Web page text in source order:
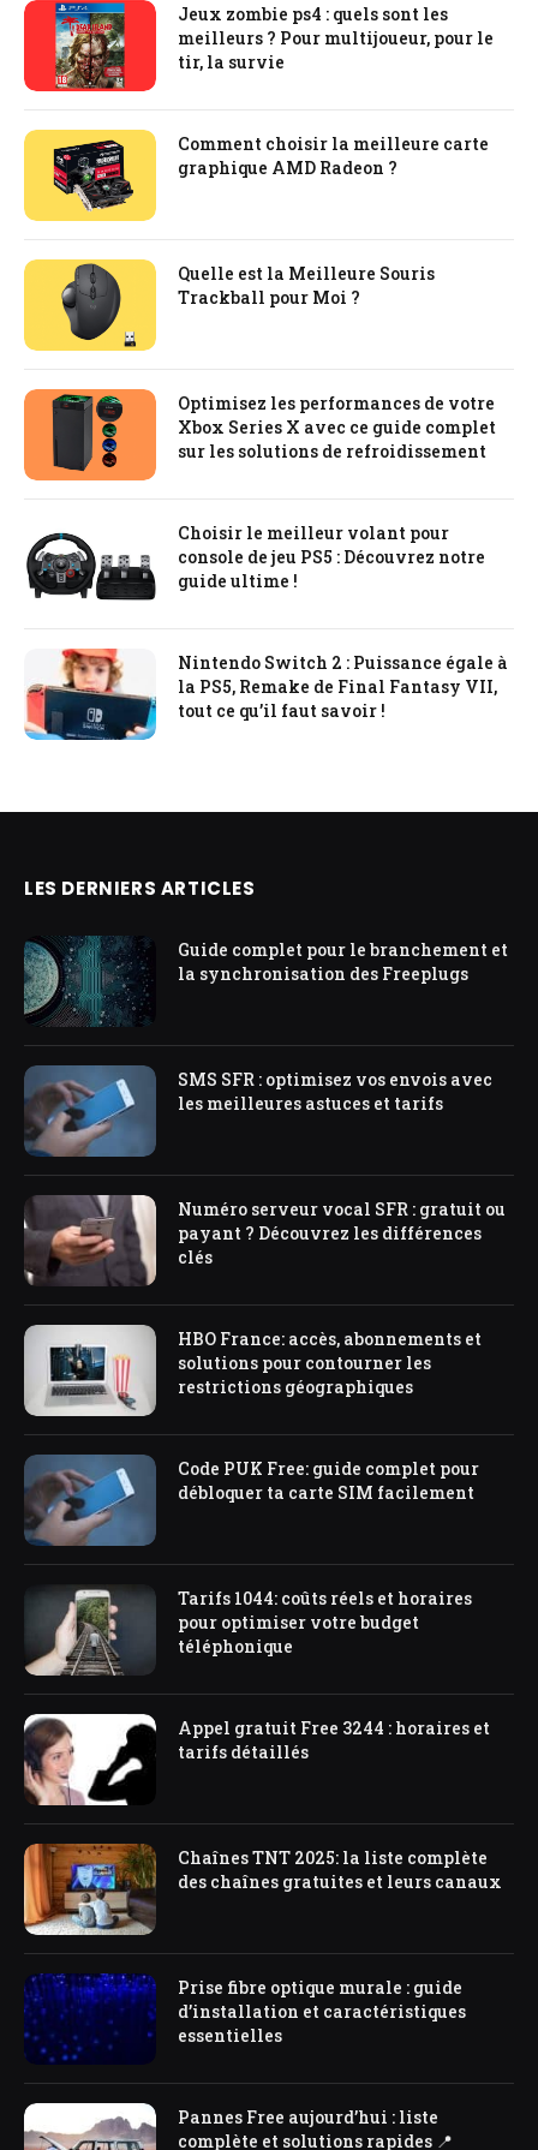
Jeux zombie ps4 : quels sont les
meilleurs ? Pour multijoueur, pour le
tir, la survie
Comment choisir la meilleure carte
graphique AMD Radeon ?
Quelle est la Meilleure Souris
Trackball pour Moi ?
Optimisez les performances de votre
Xbox Series X avec ce guide complet
sur les solutions de refroidissement
Choisir le meilleur volant pour
console de jeu PS5 : Découvrez notre
guide ultime !
Nintendo Switch 2 : Puissance égale à
la PS5, Remake de Final Fantasy VII,
tout ce qu’il faut savoir !
LES DERNIERS ARTICLES
Guide complet pour le branchement et
la synchronisation des Freeplugs
SMS SFR : optimisez vos envois avec
les meilleures astuces et tarifs
Numéro serveur vocal SFR : gratuit ou
payant ? Découvrez les différences
clés
HBO France: accès, abonnements et
solutions pour contourner les
restrictions géographiques
Code PUK Free: guide complet pour
débloquer ta carte SIM facilement
Tarifs 1044: coûts réels et horaires
pour optimiser votre budget
téléphonique
Appel gratuit Free 3244 : horaires et
tarifs détaillés
Chaînes TNT 2025: la liste complète
des chaînes gratuites et leurs canaux
Prise fibre optique murale : guide
d’installation et caractéristiques
essentielles
Pannes Free aujourd’hui : liste
complète et solutions rapides 📍